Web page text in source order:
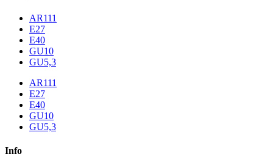
AR111
E27
E40
GU10
GU5,3
AR111
E27
E40
GU10
GU5,3
Info